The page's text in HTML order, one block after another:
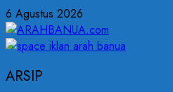
6 Agustus 2026
ARSIP